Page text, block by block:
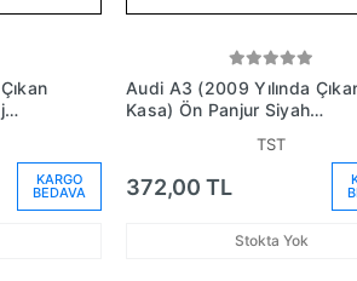
KARGO
BEDAVA
Audi A3 (2009 Yılında
Kasa) Ön Panjur Siyah
No: 8P0853651Pvmz)
TST
372,00 TL
Stokta Yok